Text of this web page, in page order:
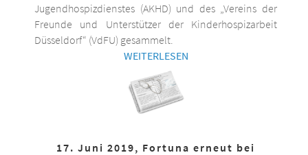
Jugendhospizdienstes (AKHD) und des „Vereins der
Freunde und Unterstützer der Kinderhospizarbeit
Düsseldorf“ (VdFU) gesammelt.
WEITERLESEN
17. Juni 2019, Fortuna erneut bei